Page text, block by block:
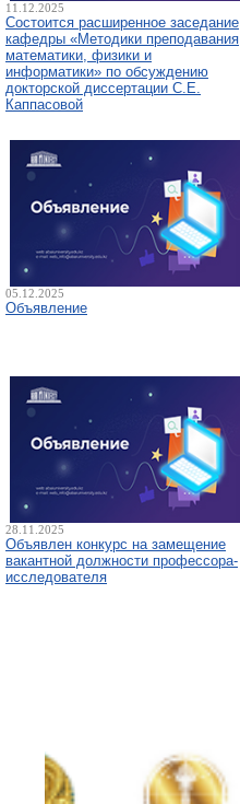
11.12.2025
Состоится расширенное заседание
кафедры «Методики преподавания
математики, физики и
информатики» по обсуждению
докторской диссертации С.Е.
Каппасовой
05.12.2025
Объявление
28.11.2025
Объявлен конкурс на замещение
вакантной должности профессора-
исследователя